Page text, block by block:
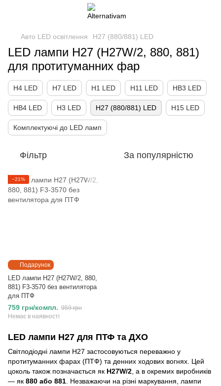
Авто LED освітлення H27 (880/881) LED
LED лампи H27 (H27W/2, 880, 881)
для протитуманних фар
H4 LED H7 LED H1 LED H11 LED HB3 LED
HB4 LED H3 LED H27 (880/881) LED H15 LED
Комплектуючі до LED ламп
Фільтр За популярністю
Подарунок
−21%
LED лампи H27 (H27W/2, 880,
881) F3-3570 без вентилятора
для ПТФ
759 грн/компл. 959 грн
Немає в наявності
LED лампи H27 для ПТФ та ДХО
Світлодіодні лампи H27 застосовуються переважно у
протитуманних фарах (ПТФ) та денних ходових вогнях. Цей
цоколь також позначається як H27W/2, а в окремих виробників
— як 880 або 881. Незважаючи на різні маркування, лампи